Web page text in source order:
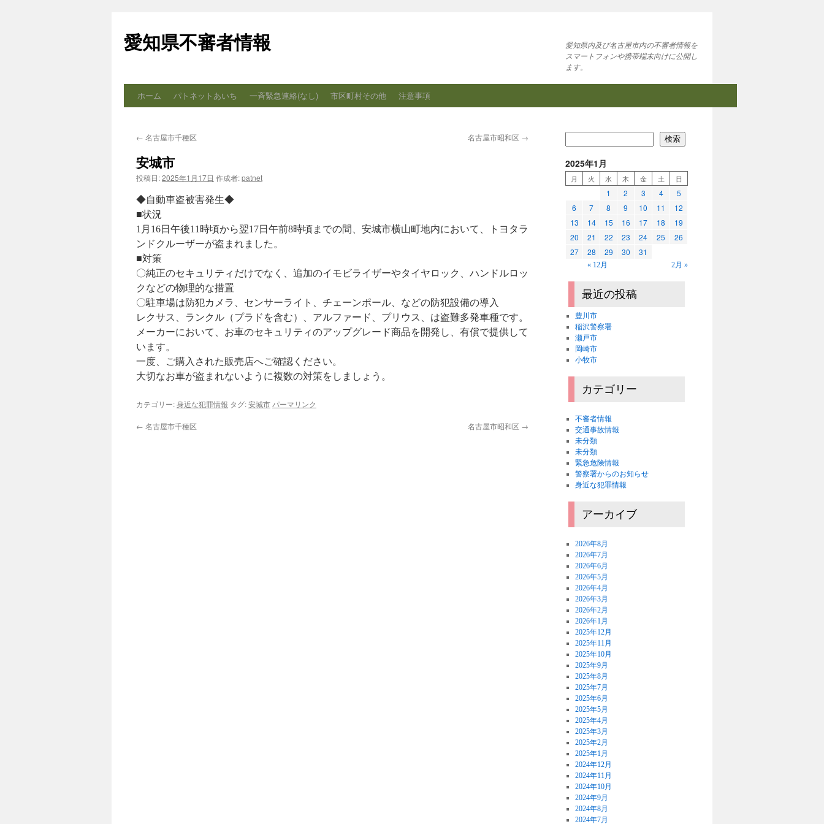
テ
ン
ス
ッ
愛知県不審者情報
愛知県内及び名古屋市内の不審者情報を
スマートフォンや携帯端末向けに公開し
ます。
ホーム パトネットあいち 一斉緊急連絡(なし) 市区町村その他 注意事項
← 名古屋市千種区 名古屋市昭和区 →
安城市
投稿日:2025年1月17日 作成者:patnet
◆自動車盗被害発生◆
■状況
1月16日午後11時頃から翌17日午前8時頃までの間、安城市横山町地内において、トヨタラ
ンドクルーザーが盗まれました。
■対策
〇純正のセキュリティだけでなく、追加のイモビライザーやタイヤロック、ハンドルロッ
クなどの物理的な措置
〇駐車場は防犯カメラ、センサーライト、チェーンポール、などの防犯設備の導入
レクサス、ランクル（プラドを含む）、アルファード、プリウス、は盗難多発車種です。
メーカーにおいて、お車のセキュリティのアップグレード商品を開発し、有償で提供して
います。
一度、ご購入された販売店へご確認ください。
大切なお車が盗まれないように複数の対策をしましょう。
カテゴリー:身近な犯罪情報 タグ:安城市 パーマリンク
← 名古屋市千種区 名古屋市昭和区 →
検索
2025年1月
月 火 水 木 金 土 日
1 2 3 4
5
6
7 8 9 10 11
12
13
14 15 16 17 18
19
20
21 22 23 24 25
26
27
28 29 30 31
« 12月 2月 »
最近の投稿
豊川市
稲沢警察署
瀬戸市
岡崎市
小牧市
カテゴリー
不審者情報
交通事故情報
未分類
未分類
緊急危険情報
警察署からのお知らせ
身近な犯罪情報
アーカイブ
2026年8月
2026年7月
2026年6月
2026年5月
2026年4月
2026年3月
2026年2月
2026年1月
2025年12月
2025年11月
2025年10月
2025年9月
2025年8月
2025年7月
2025年6月
2025年5月
2025年4月
2025年3月
2025年2月
2025年1月
2024年12月
2024年11月
2024年10月
2024年9月
2024年8月
2024年7月